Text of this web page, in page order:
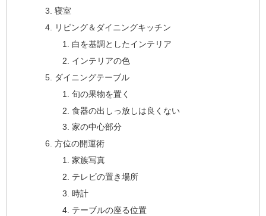
寝室
リビング＆ダイニングキッチン
白を基調としたインテリア
インテリアの色
ダイニングテーブル
旬の果物を置く
食器の出しっ放しは良くない
家の中心部分
方位の開運術
家族写真
テレビの置き場所
時計
テーブルの座る位置